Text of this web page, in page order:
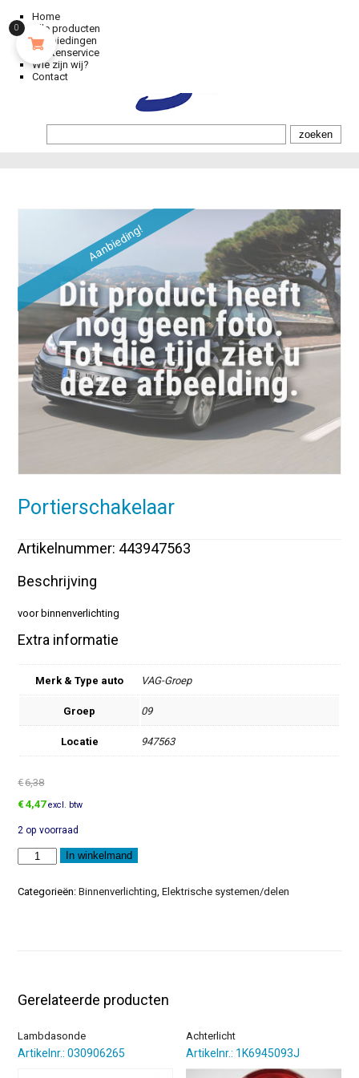
Home
Alle producten
Aanbiedingen
Klantenservice
Wie zijn wij?
Contact
Aanbieding!
Portierschakelaar
Artikelnummer: 443947563
Beschrijving
voor binnenverlichting
Extra informatie
Merk & Type auto VAG-Groep
Groep 09
Locatie 947563
€6,38
Oorspronkelijke
was:
€6,38.
€4,47Huidige
is:
€4,47.
excl. btw
2 op voorraad
Portierschakelaar
aantal
In winkelmand
Categorieën:Binnenverlichting,Elektrische systemen/delen
Gerelateerde producten
Lambdasonde
Artikelnr.: 030906265
Achterlicht
Artikelnr.: 1K6945093J
0